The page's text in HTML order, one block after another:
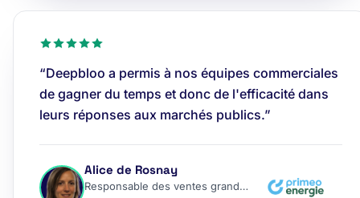
“Deepbloo a permis à nos équipes commerciales
de gagner du temps et donc de l'efficacité dans
leurs réponses aux marchés publics.”
Alice de Rosnay
Responsable des ventes grands comptes